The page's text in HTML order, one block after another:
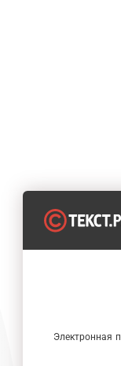
Электронная